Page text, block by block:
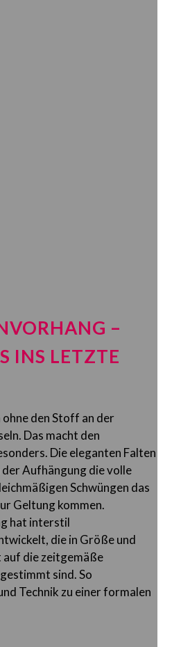
–
INS LETZTE
den Stoff an der
Das macht den
Die eleganten Falten
der Aufhängung die volle
Schwüngen das
Geltung kommen.
hat interstil
die in Größe und
die zeitgemäße
sind. So
Technik zu einer formalen